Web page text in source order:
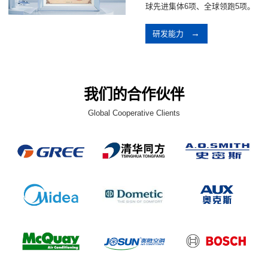
球先进集体6项、全球领跑5项。
研发能力
我们的合作伙伴
Global Cooperative Clients